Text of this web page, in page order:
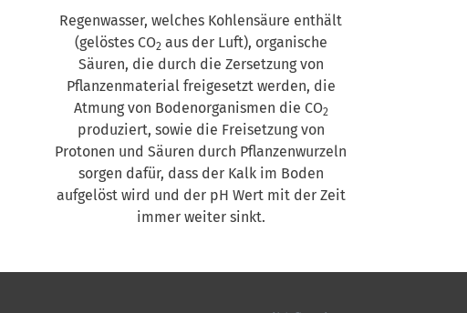
Regenwasser, welches Kohlensäure enthält
(gelöstes CO2 aus der Luft), organische
Säuren, die durch die Zersetzung von
Pflanzenmaterial freigesetzt werden, die
Atmung von Bodenorganismen die CO2
produziert, sowie die Freisetzung von
Protonen und Säuren durch Pflanzenwurzeln
sorgen dafür, dass der Kalk im Boden
aufgelöst wird und der pH Wert mit der Zeit
immer weiter sinkt.